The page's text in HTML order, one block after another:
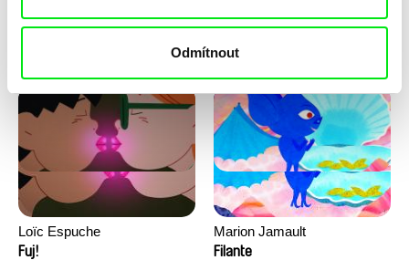
Odmítnout
Hned po škole
Hi, KOYAA!
Loïc Espuche
Fuj!
Marion Jamault
Filante